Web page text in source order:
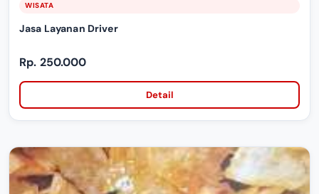
WISATA
Jasa Layanan Driver
Rp. 250.000
Detail